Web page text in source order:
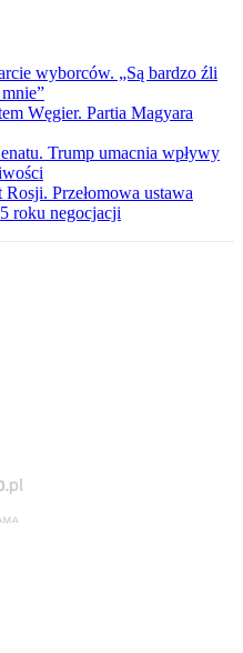
wyborców. „Są bardzo źli
Węgier. Partia Magyara
Trump umacnia wpływy
Przełomowa ustawa
roku negocjacji